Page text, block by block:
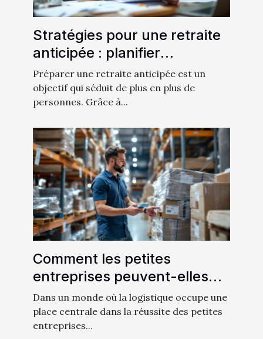
Stratégies pour une retraite
anticipée : planifier
efficacement
Préparer une retraite anticipée est un
objectif qui séduit de plus en plus de
personnes. Grâce à...
Comment les petites
entreprises peuvent-elles
optimiser la gestion des
palettes dans leur logistique
?
Dans un monde où la logistique occupe une
place centrale dans la réussite des petites
entreprises...